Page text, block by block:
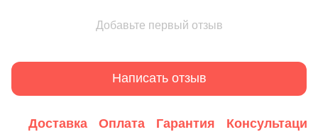
Добавьте первый отзыв
Написать отзыв
Доставка Оплата Гарантия Консультация